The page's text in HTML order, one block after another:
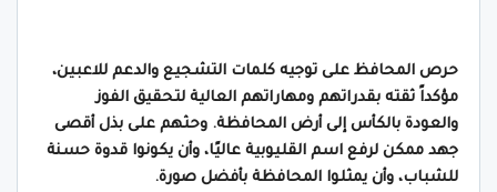
حرص المحافظ على توجيه كلمات التشجيع والدعم للاعبين،
مؤكداً ثقته بقدراتهم ومهاراتهم العالية لتحقيق الفوز
والعودة بالكأس إلى أرض المحافظة. وحثهم على بذل أقصى
جهد ممكن لرفع اسم القليوبية عاليًا، وأن يكونوا قدوة حسنة
للشباب، وأن يمثلوا المحافظة بأفضل صورة.